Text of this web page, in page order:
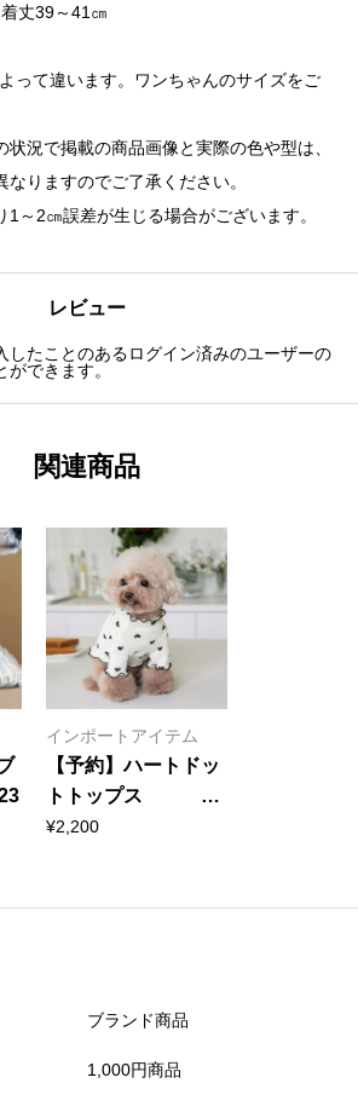
丈39～41㎝
って違います。ワンちゃんのサイズをご
状況で掲載の商品画像と実際の色や型は、
りますのでご了承ください。
1～2㎝誤差が生じる場合がございます。
レビュー
したことのあるログイン済みのユーザーの
できます。
関連商品
インポートアイテム
【予約】ハートドッ
トトップス
1022
¥2,200
ブランド商品
1,000円商品